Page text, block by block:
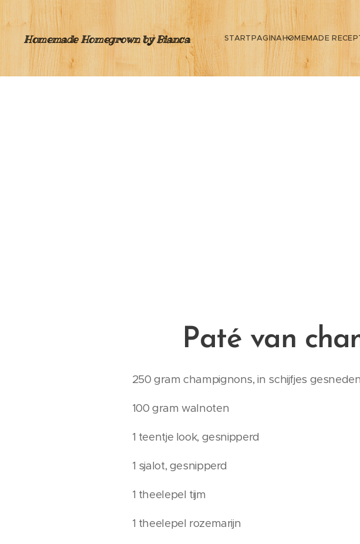
Homemade Homegrown by Bianca STARTPAGINAHOMEMADE
Paté van
250 gram champignons, in schijfjes gesneden
100 gram walnoten
1 teentje look, gesnipperd
1 sjalot, gesnipperd
1 theelepel tijm
1 theelepel rozemarijn